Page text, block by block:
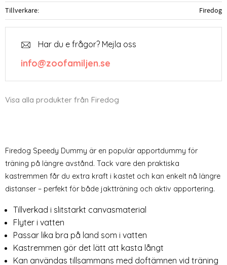
Tillverkare
Firedog
Har du e frågor? Mejla oss
info@zoofamiljen.se
Visa alla produkter från Firedog
Firedog Speedy Dummy är en populär apportdummy för
träning på längre avstånd. Tack vare den praktiska
kastremmen får du extra kraft i kastet och kan enkelt nå längre
distanser – perfekt för både jaktträning och aktiv apportering.
Tillverkad i slitstarkt canvasmaterial
Flyter i vatten
Passar lika bra på land som i vatten
Kastremmen gör det lätt att kasta långt
Kan användas tillsammans med doftämnen vid träning